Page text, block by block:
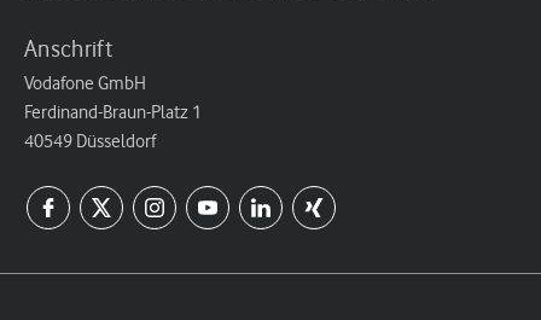
Anschrift
Vodafone GmbH
Ferdinand-Braun-Platz 1
40549 Düsseldorf